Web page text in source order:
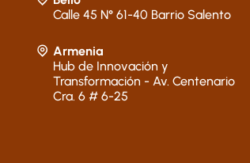
Calle 45 N° 61-40 Barrio Salento
Armenia
Hub de Innovación y
Transformación - Av. Centenario
Cra. 6 # 6-25